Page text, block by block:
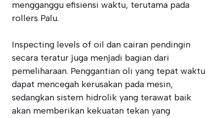
mengganggu efisiensi waktu, terutama pada
rollers Palu.
Inspecting levels of oil dan cairan pendingin
secara teratur juga menjadi bagian dari
pemeliharaan. Penggantian oli yang tepat waktu
dapat mencegah kerusakan pada mesin,
sedangkan sistem hidrolik yang terawat baik
akan memberikan kekuatan tekan yang